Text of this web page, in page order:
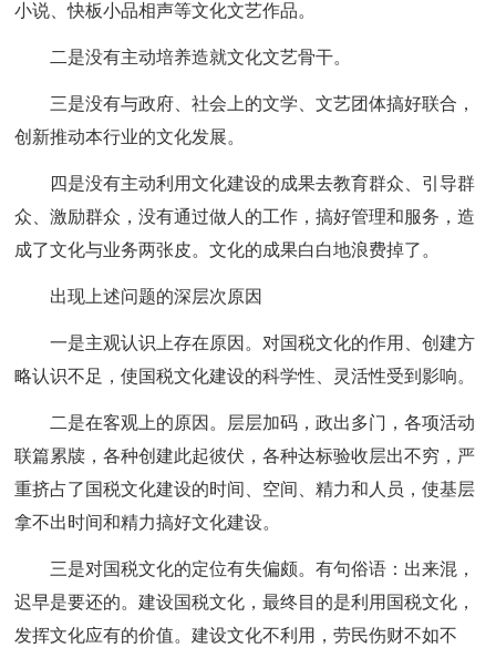
小说、快板小品相声等文化文艺作品。
二是没有主动培养造就文化文艺骨干。
三是没有与政府、社会上的文学、文艺团体搞好联合，
创新推动本行业的文化发展。
四是没有主动利用文化建设的成果去教育群众、引导群
众、激励群众，没有通过做人的工作，搞好管理和服务，造
成了文化与业务两张皮。文化的成果白白地浪费掉了。
出现上述问题的深层次原因
一是主观认识上存在原因。对国税文化的作用、创建方
略认识不足，使国税文化建设的科学性、灵活性受到影响。
二是在客观上的原因。层层加码，政出多门，各项活动
联篇累牍，各种创建此起彼伏，各种达标验收层出不穷，严
重挤占了国税文化建设的时间、空间、精力和人员，使基层
拿不出时间和精力搞好文化建设。
三是对国税文化的定位有失偏颇。有句俗语：出来混，
迟早是要还的。建设国税文化，最终目的是利用国税文化，
发挥文化应有的价值。建设文化不利用，劳民伤财不如不